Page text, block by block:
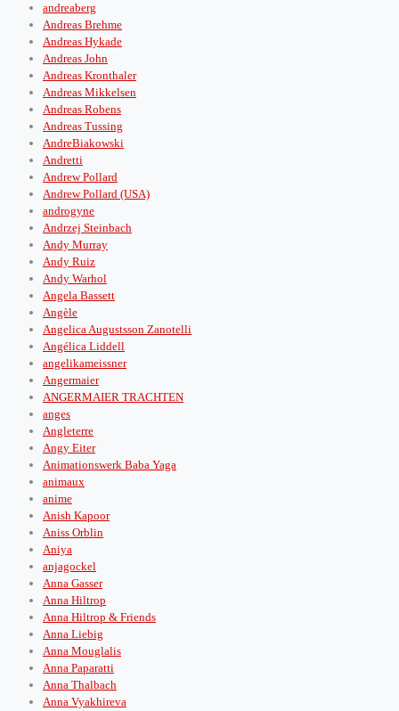
andreaberg
Andreas Brehme
Andreas Hykade
Andreas John
Andreas Kronthaler
Andreas Mikkelsen
Andreas Robens
Andreas Tussing
AndreBiakowski
Andretti
Andrew Pollard
Andrew Pollard (USA)
androgyne
Andrzej Steinbach
Andy Murray
Andy Ruiz
Andy Warhol
Angela Bassett
Angèle
Angelica Augustsson Zanotelli
Angélica Liddell
angelikameissner
Angermaier
ANGERMAIER TRACHTEN
anges
Angleterre
Angy Eiter
Animationswerk Baba Yaga
animaux
anime
Anish Kapoor
Aniss Orblin
Aniya
anjagockel
Anna Gasser
Anna Hiltrop
Anna Hiltrop & Friends
Anna Liebig
Anna Mouglalis
Anna Paparatti
Anna Thalbach
Anna Vyakhireva